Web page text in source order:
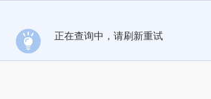
正在查询中，请刷新重试